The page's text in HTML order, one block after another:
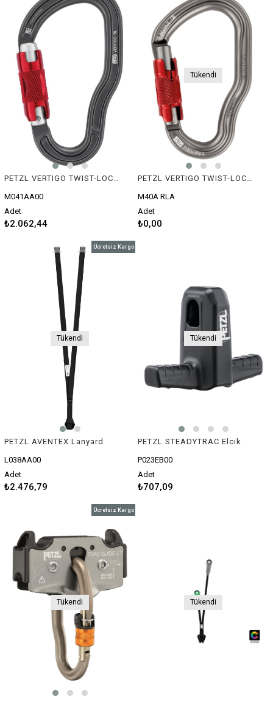
M041AA00
Adet
₺2.062,44
Tükendi
M40A RLA
Adet
₺0,00
Tükendi
PETZL AVENTEX Lanyard
L038AA00
Adet
₺2.476,79
Ücretsiz Kargo
Tükendi
PETZL STEADYTRAC Elcik
P023EB00
Adet
₺707,09
Tükendi
Ücretsiz Kargo
Tükendi